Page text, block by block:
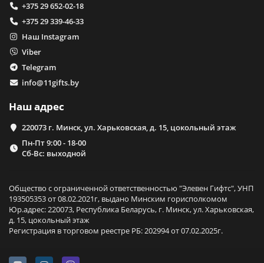
+375 29 652-02-18
+375 29 339-46-33
Наш Instagram
Viber
Telegram
info@11gifts.by
Наш адрес
220073 г. Минск, ул. Харьковская, д. 15, цокольный этаж
Пн-Пт 9:00 - 18-00
Сб-Вс: выходной
Общество с ограниченной ответственностью "Элевен Гифтс", УНП
193505353 от 08.02.2021г, выдано Минским горисполкомом
Юр.адрес: 220073, Республика Беларусь, г. Минск, ул. Харьковская,
д. 15, цокольный этаж
Регистрация в торговом реестре РБ: 202994 от 07.02.2025г.